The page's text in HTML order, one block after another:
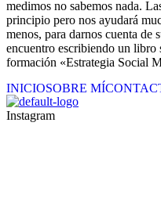
medimos no sabemos nada.
principio pero nos ayudará
menos, para darnos cuenta de
encuentro escribiendo un libro
formación «Estrategia Social
INICIOSOBRE MÍ
Instagram